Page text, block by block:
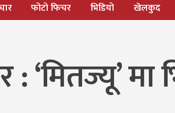
फोटो फिचर भिडियो खेलकुद
‘मितज्यू’ मा